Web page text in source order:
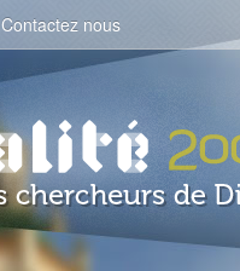
Contactez nous